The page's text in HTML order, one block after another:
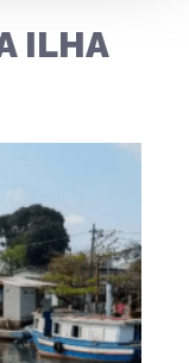
Enviar por Whatsapp
ILHA